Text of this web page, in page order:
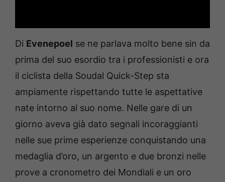
Di Evenepoel se ne parlava molto bene sin da
prima del suo esordio tra i professionisti e ora
il ciclista della Soudal Quick-Step sta
ampiamente rispettando tutte le aspettative
nate intorno al suo nome. Nelle gare di un
giorno aveva già dato segnali incoraggianti
nelle sue prime esperienze conquistando una
medaglia d’oro, un argento e due bronzi nelle
prove a cronometro dei Mondiali e un oro